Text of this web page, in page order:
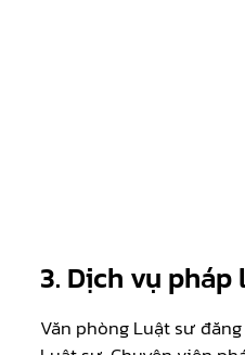
3. Dịch vụ
Văn phòng Luật sư